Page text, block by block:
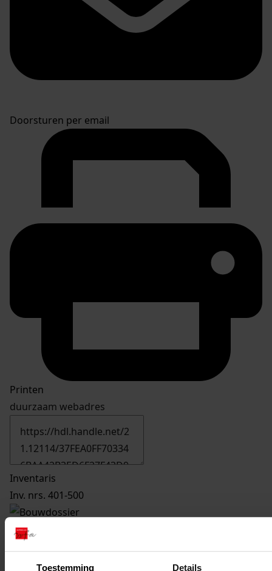
Toestemming Details
Doorsturen per email
Printen
duurzaam webadres
Inventaris
Inv. nrs. 401-500
479Bouwen garage, 1972